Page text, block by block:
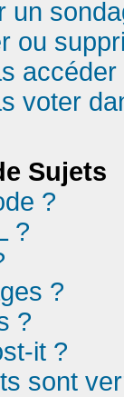
un
ou
voter
Sujets
?
?
?
?
it ?
sont